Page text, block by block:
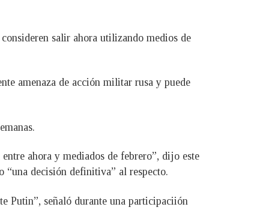
salir ahora utilizando medios de
amenaza de acción militar rusa y puede
ahora y mediados de febrero”, dijo este
“una decisión definitiva” al respecto.
Putin”, señaló durante una participaciión